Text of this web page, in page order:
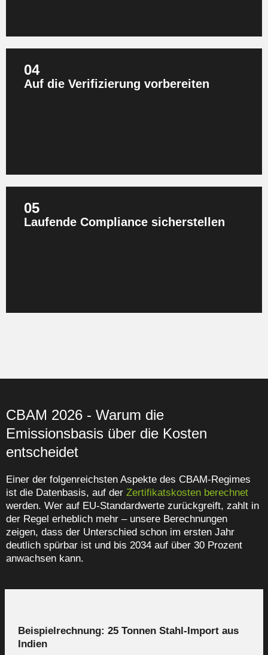
04
Auf die Verifizierung vorbereiten
05
Laufende Compliance sicherstellen
Automatisiertes Reporting, Echtzeit-
CBAM 2026 - Warum die
Emissionsbasis über die Kosten
entscheidet
Einer der folgenreichsten Aspekte des CBAM-Regimes
ist die Datenbasis, auf der Zertifikatskosten berechnet
werden. Wer auf EU-Standardwerte zurückgreift, zahlt in
der Regel erheblich mehr – unsere Berechnungen
zeigen, dass der Unterschied schon im ersten Jahr
deutlich spürbar ist und bis 2034 auf über 30 Prozent
anwachsen kann.
Beispielrechnung: 25 Tonnen Stahl-Import aus
Indien